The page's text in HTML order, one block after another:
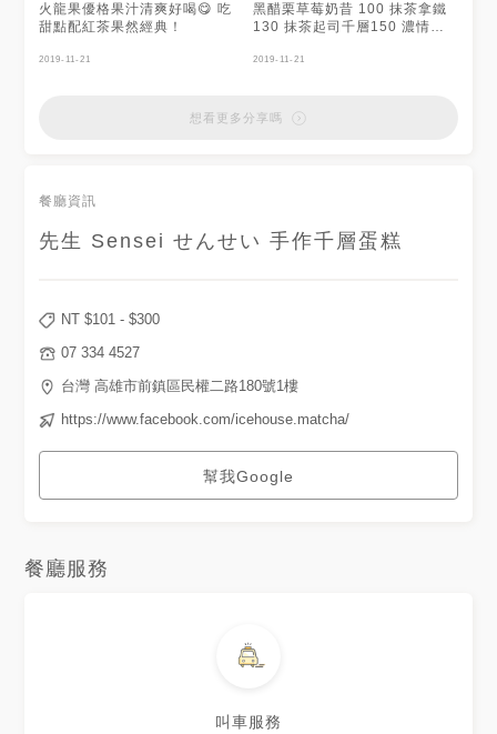
火龍果優格果汁清爽好喝😋 吃
甜點配紅茶果然經典！
2019-11-21
黑醋栗草莓奶昔 100 抹茶拿鐵
130 抹茶起司千層150 濃情巧
2019-11-21
想看更多分享嗎
餐廳資訊
先生 Sensei せんせい 手作千層蛋糕
NT $101 - $300
07 334 4527
台灣 高雄市前鎮區民權二路180號1樓
https://www.facebook.com/icehouse.matcha/
幫我Google
餐廳服務
叫車服務